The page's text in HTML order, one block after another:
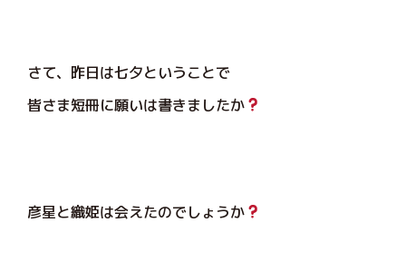
さて、昨日は七夕ということで
皆さま短冊に願いは書きましたか
彦星と織姫は会えたのでしょうか